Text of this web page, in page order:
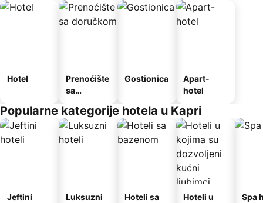
Hotel
Prenoćište
sa
Gostionica
Apart-
hotel
Popularne kategorije hotela u Kapri
Jeftini
Luksuzni
Hoteli sa
Hoteli u
Spa